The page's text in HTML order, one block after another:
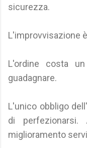
sicurezza.
L'improvvisazione
L'ordine costa
guadagnare.
L'unico obbligo
di
miglioramento